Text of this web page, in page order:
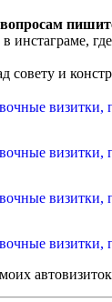
в инстаграме,
совету и
автовизиток